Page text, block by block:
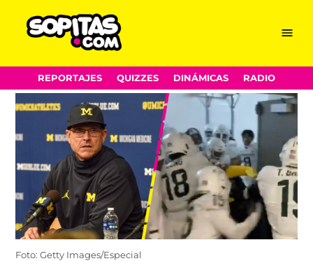
Skip
to
content
Menu
REPORTAJES QUIZZES DINÁMICAS RADIO
Foto: Getty Images/Especial